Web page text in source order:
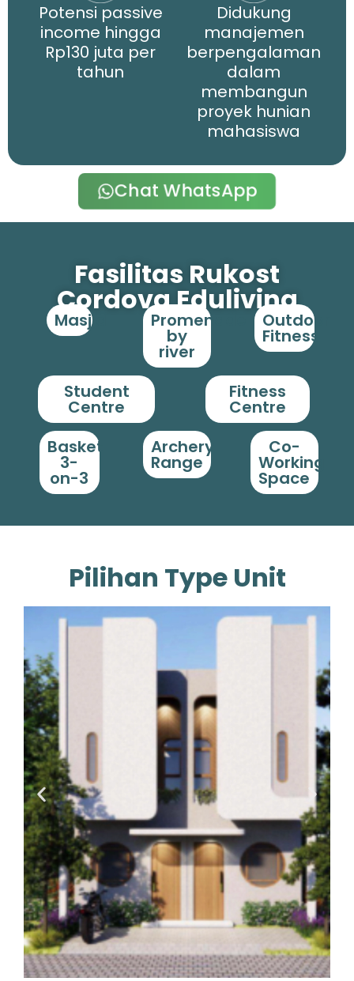
Potensi passive
income hingga
Rp130 juta per
tahun
Didukung
manajemen
berpengalaman
dalam
membangun
proyek hunian
mahasiswa
Chat WhatsApp
Fasilitas Rukost
Cordova Eduliving
Masjid Promenade
by
river
Outdoor
Fitness
Student
Centre
Fitness
Centre
Basket
3-
on-3
Archery
Range
Co-
Working
Space
Pilihan Type Unit